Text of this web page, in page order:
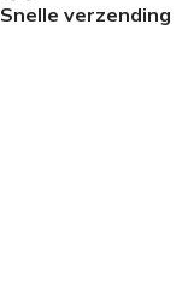
Snelle verzending